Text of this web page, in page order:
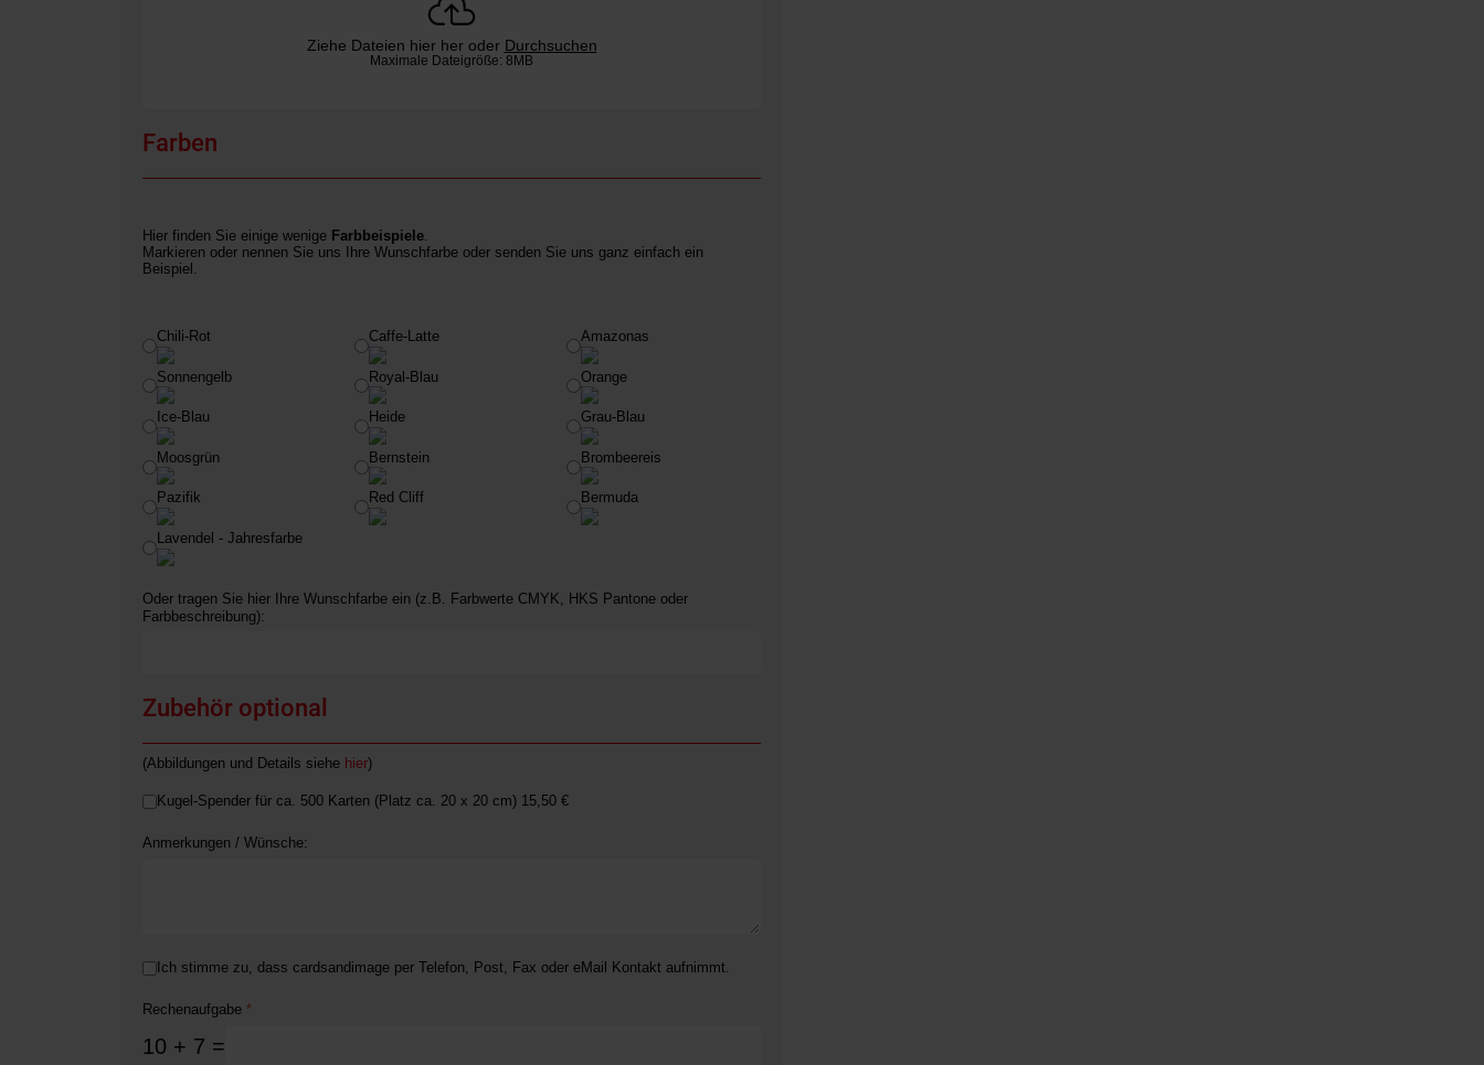
Ziehe Dateien hier her oder Durchsuchen
Maximale Dateigröße: 8MB
Farben
Hier finden Sie einige wenige Farbbeispiele.
Markieren oder nennen Sie uns Ihre Wunschfarbe oder senden Sie uns ganz einfach ein
Beispiel.
Farbauswahl
Chili-Rot Caffe-Latte Amazonas
Sonnengelb Royal-Blau Orange
Ice-Blau Heide Grau-Blau
Moosgrün Bernstein Brombeereis
Pazifik Red Cliff Bermuda
Lavendel - Jahresfarbe
Oder tragen Sie hier Ihre Wunschfarbe ein (z.B. Farbwerte CMYK, HKS Pantone oder
Farbbeschreibung):
Zubehör optional
(Abbildungen und Details siehe hier)
Kugel-Spender für ca. 500 Karten (Platz ca. 20 x 20 cm) 15,50 €
Anmerkungen / Wünsche:
Kontaktaufnahme*
Ich stimme zu, dass cardsandimage per Telefon, Post, Fax oder eMail Kontakt aufnimmt.
Rechenaufgabe *
10 + 7 =